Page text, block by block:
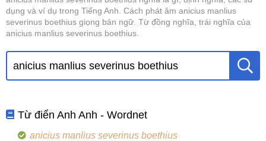
dụng và ví dụ trong Tiếng Anh. Cách phát âm anicius manlius
severinus boethius giọng bản ngữ. Từ đồng nghĩa, trái nghĩa của
anicius manlius severinus boethius.
Từ điển Anh Anh - Wordnet
anicius manlius severinus boethius